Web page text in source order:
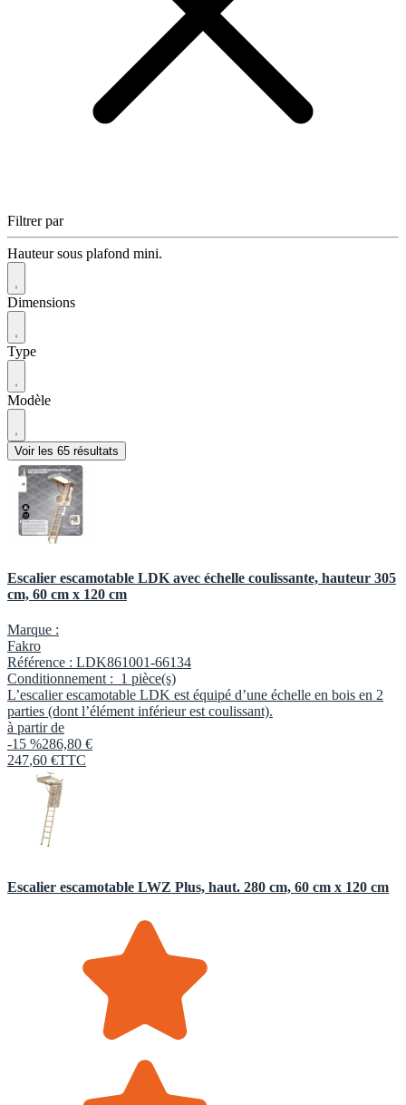
Filtrer par
Hauteur sous plafond mini.
Dimensions
Type
Modèle
Voir les 65 résultats
Escalier escamotable LDK avec échelle coulissante, hauteur 305
cm, 60 cm x 120 cm
Marque :
Fakro
Référence : LDK861001-66134
Conditionnement : 1 pièce(s)
L’escalier escamotable LDK est équipé d’une échelle en bois en 2
parties (dont l’élément inférieur est coulissant).
à partir de
-15 %286,80 €
247,60 €TTC
Escalier escamotable LWZ Plus, haut. 280 cm, 60 cm x 120 cm